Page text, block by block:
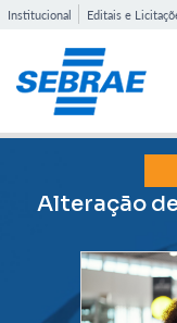
Institucional Editais e
Alteração